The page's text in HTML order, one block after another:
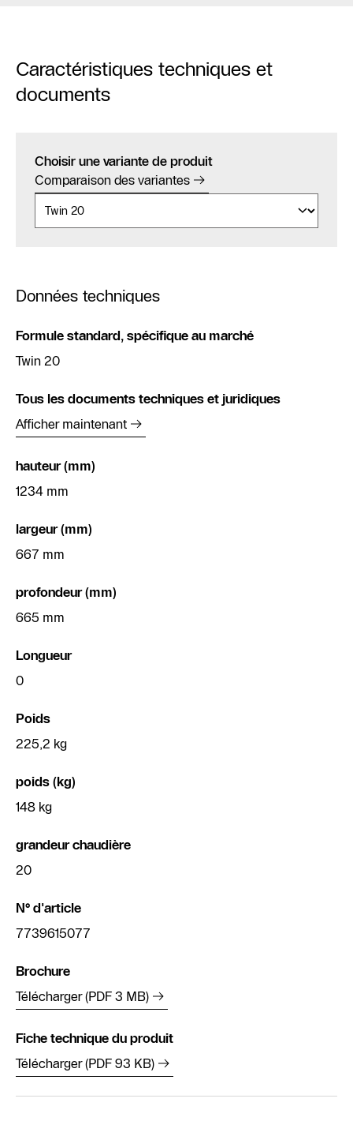
Caractéristiques techniques et
documents
Choisir une variante de produit
Comparaison des variantes
Données techniques
Formule standard, spécifique au marché
Twin 20
Tous les documents techniques et juridiques
Afficher maintenant
hauteur (mm)
1234 mm
largeur (mm)
667 mm
profondeur (mm)
665 mm
Longueur
0
Poids
225,2 kg
poids (kg)
148 kg
grandeur chaudière
20
N° d'article
7739615077
Brochure
Télécharger (PDF 3 MB)
Fiche technique du produit
Télécharger (PDF 93 KB)